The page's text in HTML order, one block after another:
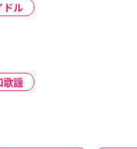
ドル
歌謡